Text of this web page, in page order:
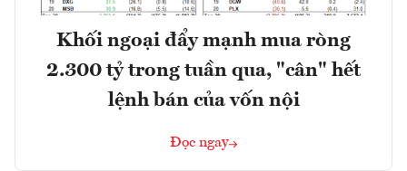
Khối ngoại đẩy mạnh mua ròng
2.300 tỷ trong tuần qua, "cân" hết
lệnh bán của vốn nội
Đọc ngay